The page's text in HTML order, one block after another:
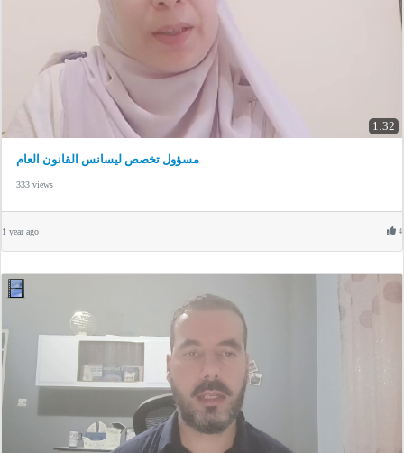
1:32
مسؤول تخصص ليسانس القانون العام
333 views
1 year ago 4